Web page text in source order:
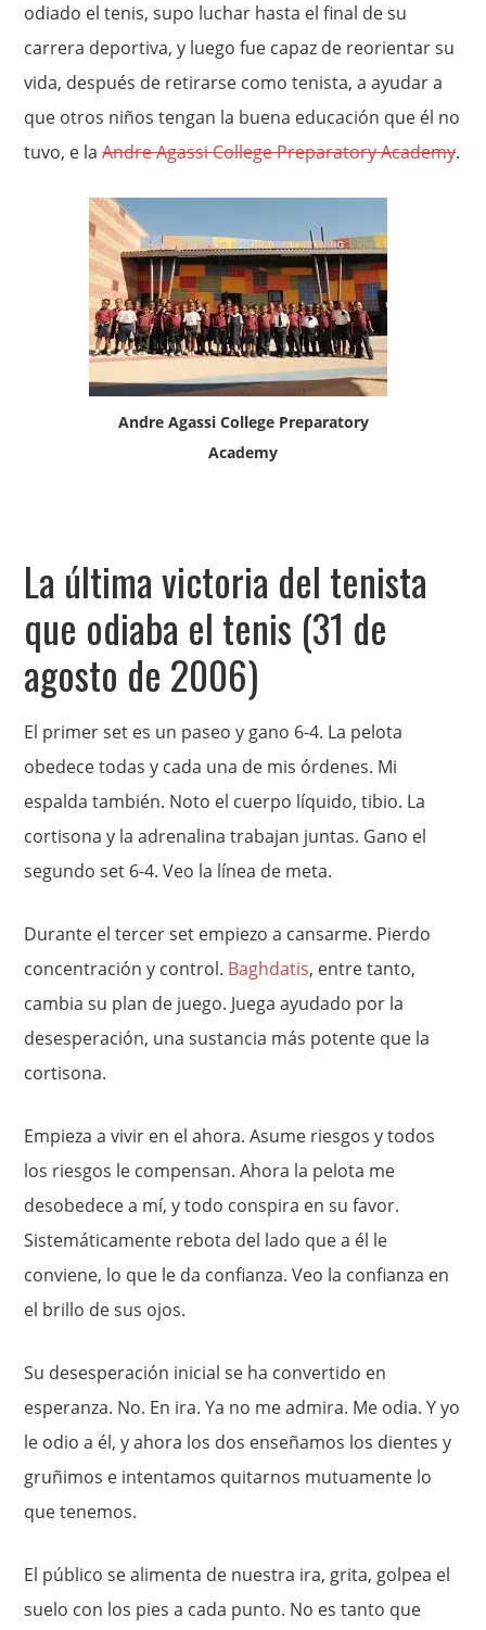
odiado el tenis, supo luchar hasta el final de su
carrera deportiva, y luego fue capaz de reorientar su
vida, después de retirarse como tenista, a ayudar a
que otros niños tengan la buena educación que él no
tuvo, e laAndre Agassi College Preparatory Academy.
Andre Agassi College Preparatory
Academy
La última victoria del tenista
que odiaba el tenis (31 de
agosto de 2006)
El primer set es un paseo y gano 6-4. La pelota
obedece todas y cada una de mis órdenes. Mi
espalda también. Noto el cuerpo líquido, tibio. La
cortisona y la adrenalina trabajan juntas. Gano el
segundo set 6-4. Veo la línea de meta.
Durante el tercer set empiezo a cansarme. Pierdo
concentración y control. Baghdatis, entre tanto,
cambia su plan de juego. Juega ayudado por la
desesperación, una sustancia más potente que la
cortisona.
Empieza a vivir en el ahora. Asume riesgos y todos
los riesgos le compensan. Ahora la pelota me
desobedece a mí, y todo conspira en su favor.
Sistemáticamente rebota del lado que a él le
conviene, lo que le da confianza. Veo la confianza en
el brillo de sus ojos.
Su desesperación inicial se ha convertido en
esperanza. No. En ira. Ya no me admira. Me odia. Y yo
le odio a él, y ahora los dos enseñamos los dientes y
gruñimos e intentamos quitarnos mutuamente lo
que tenemos.
El público se alimenta de nuestra ira, grita, golpea el
suelo con los pies a cada punto. No es tanto que